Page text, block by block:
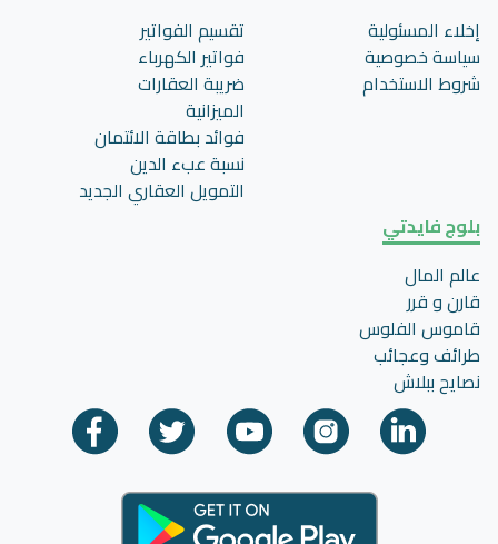
إخلاء المسئولية
سياسة خصوصية
شروط الاستخدام
تقسيم الفواتير
فواتير الكهرباء
ضريبة العقارات
الميزانية
فوائد بطاقة الائتمان
نسبة عبء الدين
التمويل العقاري الجديد
بلوج فايدتي
عالم المال
قارن و قرر
قاموس الفلوس
طرائف وعجائب
نصايح ببلاش